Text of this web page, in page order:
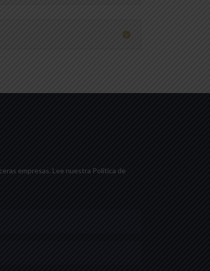
empresas. Lee nuestra Política de